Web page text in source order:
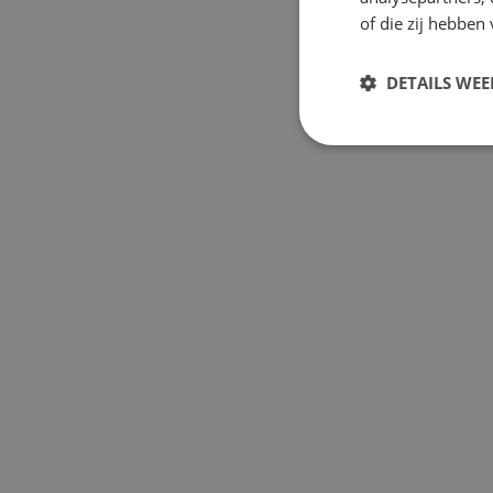
of die zij hebben
DETAILS